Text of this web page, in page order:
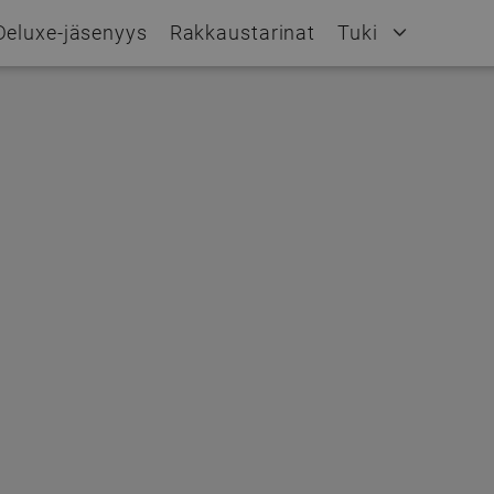
jäsenyys Rakkaustarinat Tuki